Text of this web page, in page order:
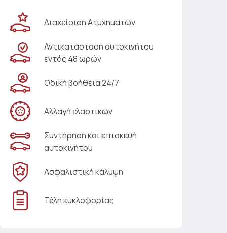
Διαχείριση Ατυχημάτων
Αντικατάσταση αυτοκινήτου
εντός 48 ωρών
Οδική βοήθεια 24/7
Αλλαγή ελαστικών
Συντήρηση και επισκευή
αυτοκινήτου
Ασφαλιστική κάλυψη
Τέλη κυκλοφορίας